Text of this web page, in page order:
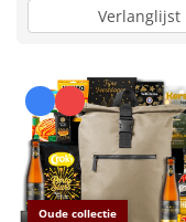
Verlanglijst
Oude collectie